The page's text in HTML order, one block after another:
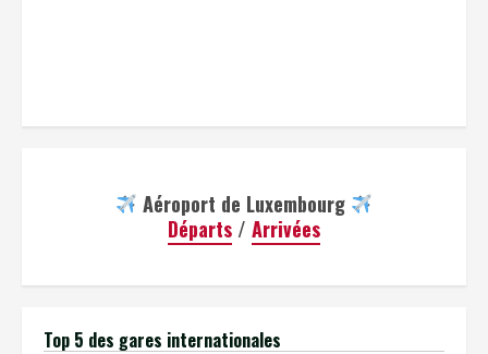
Aéroport de Luxembourg
Départs / Arrivées
Top 5 des gares internationales